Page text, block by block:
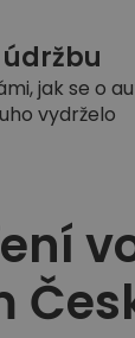
jak se o
vydrželo